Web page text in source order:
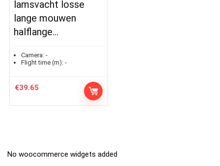
lamsvacht losse
lange mouwen
halflange…
Camera: -
Flight time (m): -
€39.65
No woocommerce widgets added